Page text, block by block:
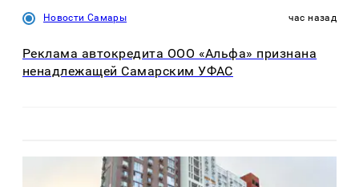
Новости Самары час назад
Реклама автокредита ООО «Альфа» признана
ненадлежащей Самарским УФАС